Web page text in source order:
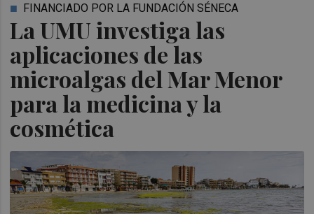
La UMU investiga las
aplicaciones de las
microalgas del Mar Menor
para la medicina y la
cosmética
FINANCIADO POR LA FUNDACIÓN SÉNECA